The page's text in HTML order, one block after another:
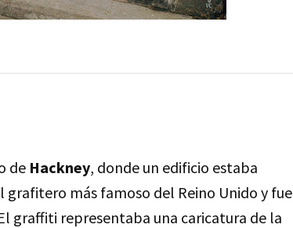
de Hackney, donde un edificio estaba
grafitero más famoso del Reino Unido y fue
graffiti representaba una caricatura de la